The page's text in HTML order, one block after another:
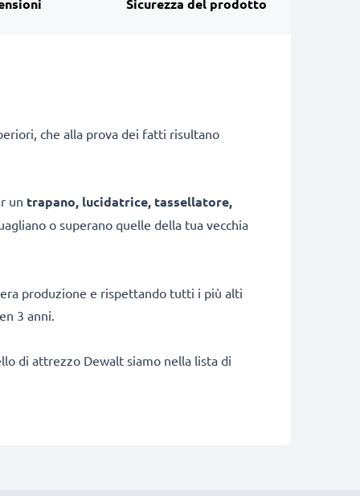
Sicurezza del prodotto
che alla prova dei fatti risultano
un trapano, lucidatrice, tassellatore,
o superano quelle della tua vecchia
produzione e rispettando tutti i più alti
3 anni.
di attrezzo Dewalt siamo nella lista di